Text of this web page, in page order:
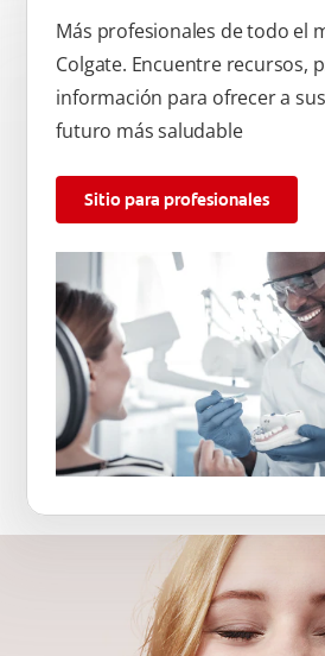
Más profesionales de todo el
Colgate. Encuentre recursos,
información para ofrecer a
futuro más saludable
Sitio para profesionales